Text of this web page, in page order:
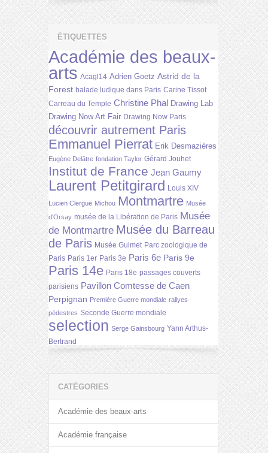
ÉTIQUETTES
Académie des beaux-
arts Acagl14 Adrien Goetz Astrid de la
Forest balade ludique dans Paris Carine Tissot
Carreau du Temple Christine Phal Drawing Lab
Drawing Now Art Fair Drawing Now Paris
découvrir autrement Paris
Emmanuel Pierrat Erik Desmazières
Eugène Delâtre fondation Taylor Gérard Jouhet
Institut de France Jean Gaumy
Laurent Petitgirard Louis XIV
Lucien Clergue Michou Montmartre Musée
d'Orsay musée de la Libération de Paris Musée
de Montmartre Musée du Barreau
de Paris Musée Guimet Parc zoologique de
Paris Paris 1er Paris 3e Paris 6e Paris 9e
Paris 14e Paris 18e passages couverts
parisiens Pavillon Comtesse de Caen
Perpignan Première Guerre mondiale rallyes
pédestres Seconde Guerre mondiale
selection Serge Gainsbourg Yann Arthus-
Bertrand
CATÉGORIES
Académie des beaux-arts
Académie française